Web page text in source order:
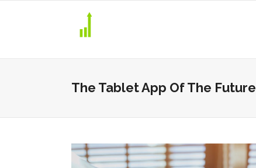
The Tablet App Of The Future